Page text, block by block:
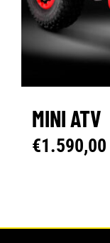
MINI ATV
€1.590,00